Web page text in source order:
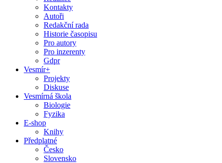
Kontakty
Autoři
Redakční rada
Historie časopisu
Pro autory
Pro inzerenty
Gdpr
Vesmír+
Projekty
Diskuse
Vesmírná škola
Biologie
Fyzika
E-shop
Knihy
Předplatné
Česko
Slovensko